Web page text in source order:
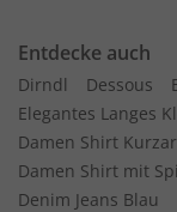
Entdecke auch
Dirndl Dessous
Elegantes Langes
Damen Shirt
Damen Shirt mit
Denim Jeans Blau